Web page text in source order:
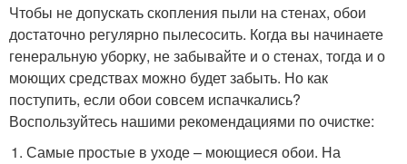
Чтобы не допускать скопления пыли на стенах, обои
достаточно регулярно пылесосить. Когда вы начинаете
генеральную уборку, не забывайте и о стенах, тогда и о
моющих средствах можно будет забыть. Но как
поступить, если обои совсем испачкались?
Воспользуйтесь нашими рекомендациями по очистке:
Самые простые в уходе – моющиеся обои. На